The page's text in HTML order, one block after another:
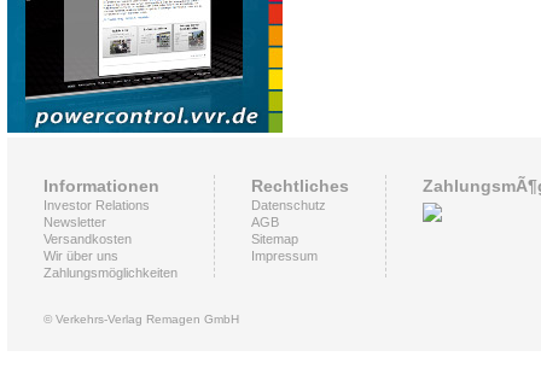
Informationen
Investor Relations
Newsletter
Versandkosten
Wir über uns
Zahlungsmöglichkeiten
Rechtliches
Datenschutz
AGB
Sitemap
Impressum
© Verkehrs-Verlag Remagen GmbH